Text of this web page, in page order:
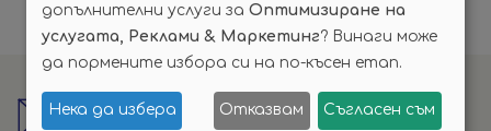
допълнителни услуги за Оптимизиране на
услугата, Реклами & Маркетинг? Винаги може
да пормените избора си на по-късен етап.
Нека да избера Отказвам Съгласен съм